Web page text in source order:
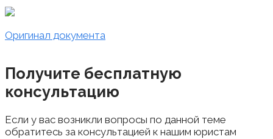
Оригинал документа
Получите бесплатную
консультацию
Если у вас возникли вопросы по данной теме
обратитесь за консультацией к нашим юристам